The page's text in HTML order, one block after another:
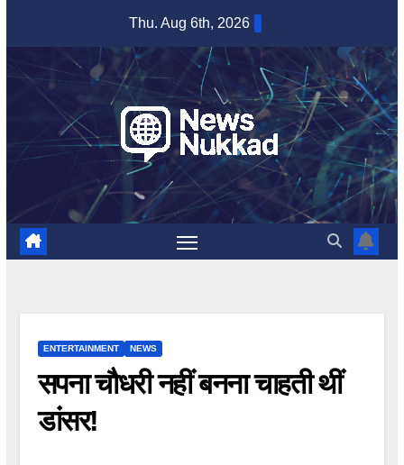
content
Thu. Aug 6th, 2026
ENTERTAINMENT NEWS
सपना चौधरी नहीं बनना चाहती थीं
डांसर!